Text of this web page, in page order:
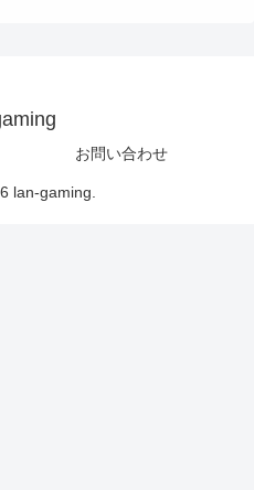
お問い合わせ
lan-gaming.